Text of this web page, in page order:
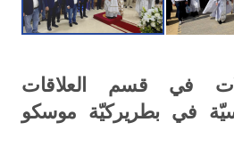
في قسم العلاقات
في بطريركيّة موسكو